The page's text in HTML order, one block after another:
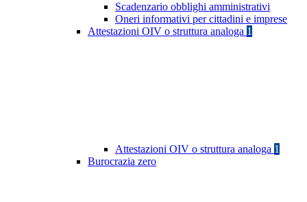
Scadenzario obblighi amministrativi
Oneri informativi per cittadini e imprese
Attestazioni OIV o struttura analoga 1
Attestazioni OIV o struttura analoga 1
Burocrazia zero